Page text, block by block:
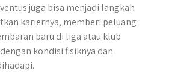
juga bisa menjadi langkah
kariernya, memberi peluang
baru di liga atau klub
kondisi fisiknya dan